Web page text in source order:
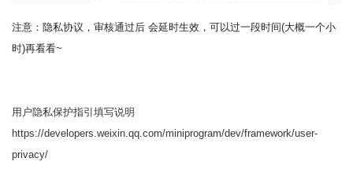
注意：隐私协议，审核通过后 会延时生效，可以过一段时间(大概一个小
时)再看看~
用户隐私保护指引填写说明
https://developers.weixin.qq.com/miniprogram/dev/framework/user-
privacy/